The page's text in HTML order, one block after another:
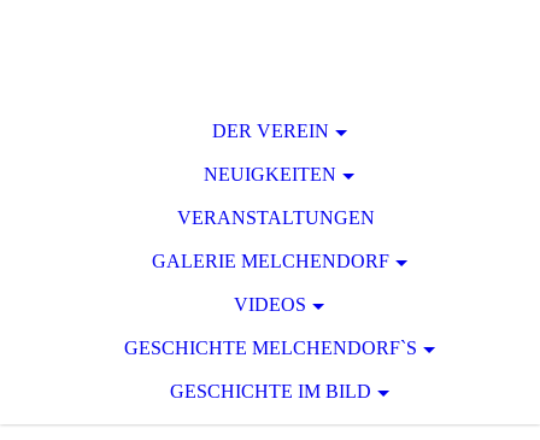
DER VEREIN
NEUIGKEITEN
VERANSTALTUNGEN
GALERIE MELCHENDORF
VIDEOS
GESCHICHTE MELCHENDORF`S
GESCHICHTE IM BILD